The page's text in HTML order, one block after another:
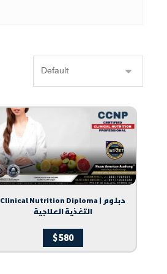
Clinical Nutrition Diploma | دبلوم
التغذية العلاجية
$580